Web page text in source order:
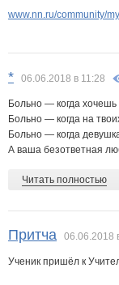
www.nn.ru/community/
* 06.06.2018 в 11:28
Больно — когда хочешь
Больно — когда на
Больно — когда
А ваша безответная
Читать полностью
Притча 06.06.2018
Ученик пришёл к